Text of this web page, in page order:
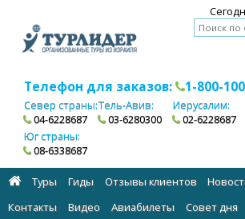
Телефон для заказов: 1-800-
Север страны:
04-6228687
Тель-Авив:
03-6280300
Иерусалим:
02-6228687
Юг страны:
08-6338687
Туры Гиды Отзывы клиентов
Контакты
Видео Авиабилеты Cовет дня